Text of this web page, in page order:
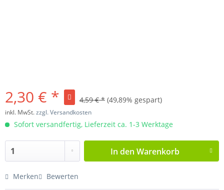
2,30 € * 4,59 € * (49,89% gespart)
inkl. MwSt.zzgl. Versandkosten
Sofort versandfertig, Lieferzeit ca. 1-3 Werktage
In den Warenkorb
Merken Bewerten